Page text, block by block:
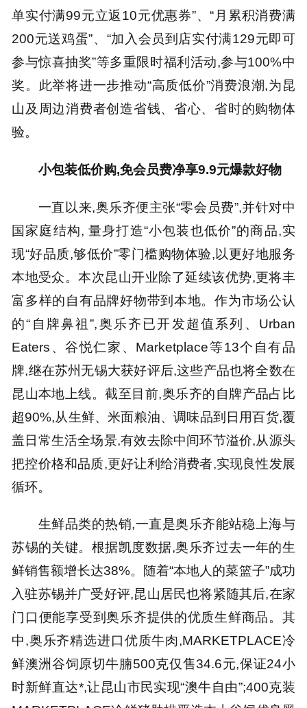
单实付满99元立返10元优惠券”、“月累积消费满
200元送鸡蛋”、“加入会员到店实付满129元即可
参与惊喜抽奖”等多重限时福利活动,参与100%中
奖。此举将进一步推动“高质低价”消费浪潮,为昆
山及周边消费者创造省钱、省心、省时的购物体
验。
小包装低价购,免会员费净享9.9元爆款好物
一直以来,奥乐齐便主张“零会员费”,并针对中
国家庭结构, 量身打造“小包装也低价”的商品,实
现“好品质,够低价”零门槛购物体验,以更好地服务
本地受众。本次昆山开业除了延续该优势,更将丰
富多样的自有品牌好物带到本地。作为市场公认
的“自牌鼻祖”,奥乐齐已开发超值系列、Urban
Eaters、谷悦仁家、Marketplace等13个自有品
牌,继在苏州无锡大获好评后,这些产品也将全数在
昆山本地上线。截至目前,奥乐齐的自牌产品占比
超90%,从生鲜、米面粮油、调味品到日用百货,覆
盖日常生活全场景,有效去除中间环节溢价,从源头
把控价格和品质,更好让利给消费者,实现良性发展
循环。
生鲜品类的热销,一直是奥乐齐能站稳上海与
苏锡的关键。根据凯度数据,奥乐齐过去一年的生
鲜销售额增长达38%。随着“本地人的菜篮子”成功
入驻苏锡并广受好评,昆山居民也将紧随其后,在家
门口便能享受到奥乐齐提供的优质生鲜商品。其
中,奥乐齐精选进口优质牛肉,MARKETPLACE冷
鲜澳洲谷饲原切牛腩500克仅售34.6元,保证24小
时新鲜直达*,让昆山市民实现“澳牛自由”;400克装